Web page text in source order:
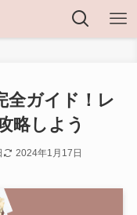
全ガイド！レ
略しよう
2024年1月17日